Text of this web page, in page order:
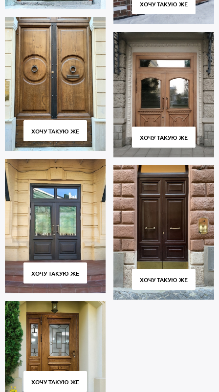
ХОЧУ ТАКУЮ ЖЕ
ХОЧУ ТАКУЮ ЖЕ
ХОЧУ ТАКУЮ ЖЕ
ХОЧУ ТАКУЮ ЖЕ
ХОЧУ ТАКУЮ ЖЕ
ХОЧУ ТАКУЮ ЖЕ